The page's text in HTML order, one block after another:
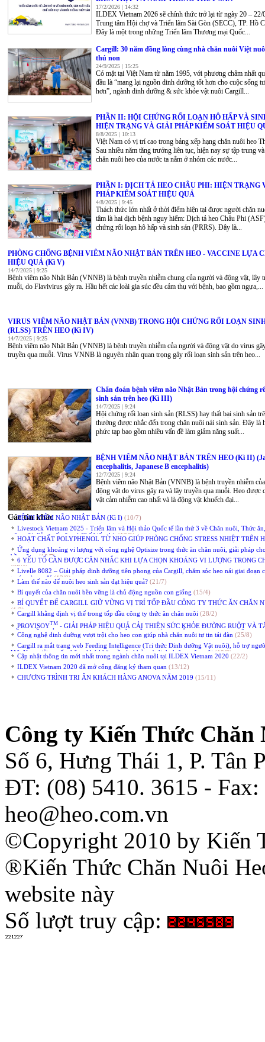
17/2/2026 | 14:32
ILDEX Vietnam 2026 sẽ chính thức trở lại từ ngày 20 – 22/
Trung tâm Hội chợ và Triển lãm Sài Gòn (SECC), TP. Hồ
Đây là một trong những Triển lãm Thương mại Quốc...
Cargill: 30 năm đồng lòng cùng nhà chăn nuôi Việt
thú non
24/9/2025 | 15:25
Có mặt tại Việt Nam từ năm 1995, với phương châm nhất
đầu là “mang lại nguồn dinh dưỡng tốt hơn cho cuộc sống
hơn”, ngành dinh dưỡng & sức khỏe vật nuôi Cargill...
PHẦN II: HỘI CHỨNG RỐI LOẠN HÔ HẤP VÀ
HIỆN TRẠNG VÀ GIẢI PHÁP KIỂM SOÁT HIỆU
8/8/2025 | 10:13
Việt Nam có vị trí cao trong bảng xếp hạng chăn nuôi heo
Sau nhiều năm tăng trưởng liên tục, hiện nay sự tập trung
chăn nuôi heo của nước ta nằm ở nhóm các nước...
PHẦN I: DỊCH TẢ HEO CHÂU PHI: HIỆN TRẠNG
PHÁP KIỂM SOÁT HIỆU QUẢ
4/8/2025 | 9:45
Thách thức lớn nhất ở thời điểm hiện tại được người chăn
tâm là hai dịch bệnh nguy hiểm: Dịch tả heo Châu Phi
chứng rối loạn hô hấp và sinh sản (PRRS). Đây là...
PHÒNG CHỐNG BỆNH VIÊM NÃO NHẬT BẢN TRÊN HEO - VACCINE LỰA
HIỆU QUẢ (Kì V)
14/7/2025 | 9:25
Bệnh viêm não Nhật Bản (VNNB) là bệnh truyền nhiễm chung của người và động vật, lây
muỗi, do Flavivirus gây ra. Hầu hết các loài gia súc đều cảm thụ với bệnh, bao gồm ngựa,...
VIRUS VIÊM NÃO NHẬT BẢN (VNNB) TRONG HỘI CHỨNG RỐI LOẠN
(RLSS) TRÊN HEO (Kì IV)
14/7/2025 | 9:25
Bệnh viêm não Nhật Bản (VNNB) là bệnh truyền nhiễm của người và động vật do virus
truyền qua muỗi. Virus VNNB là nguyên nhân quan trọng gây rối loạn sinh sản trên heo...
Chẩn đoán bệnh viêm não Nhật Bản trong hội chứng
sinh sản trên heo (Kì III)
14/7/2025 | 9:24
Hội chứng rối loạn sinh sản (RLSS) hay thất bại sinh sản
thường được nhắc đến trong chăn nuôi nái sinh sản. Đây là
phức tạp bao gồm nhiều vấn đề làm giảm năng suất...
BỆNH VIÊM NÃO NHẬT BẢN TRÊN HEO (Kì II)
encephalitis, Japanese B encephalitis)
12/7/2025 | 9:24
Bệnh viêm não Nhật Bản (VNNB) là bệnh truyền nhiễm
động vật do virus gây ra và lây truyền qua muỗi. Heo được
vật cảm nhiễm cao nhất và là động vật khuếch đại...
Các tin khác
BỆNH VIÊM NÃO NHẬT BẢN (Kì I) (10/7)
Livestock Vietnam 2025 - Triển lãm và Hội thảo Quốc tế lần thứ 3 về Chăn nuôi, Thức
vật nuôi, Sản xuất sữa và Chế biến thịt(12/5)
HOẠT CHẤT POLYPHENOL TỪ NHO GIÚP PHÒNG CHỐNG STRESS NHIỆT TRÊN
Ứng dụng khoáng vi lượng với công nghệ Optisize trong thức ăn chăn nuôi, giải pháp
bền vững(18/7)
6 YẾU TỐ CẦN ĐƯỢC CÂN NHẮC KHI LỰA CHỌN KHOÁNG VI LƯỢNG TRONG
(28/4)
Livelle 8082 – Giải pháp dinh dưỡng tiên phong của Cargill, chăm sóc heo nái giai đoạn
trước và sau đẻ (13/9)
Làm thế nào để nuôi heo sinh sản đạt hiệu quả? (21/7)
Bí quyết của chăn nuôi bền vững là chủ động nguồn con giống (15/4)
BÍ QUYẾT ĐỂ CARGILL GIỮ VỮNG VỊ TRÍ TỐP ĐẦU CÔNG TY THỨC ĂN CHĂN
(1/3)Cargill khẳng định vị thế trong tốp đầu công ty thức ăn chăn nuôi (28/2)
PROVISOYTM - GIẢI PHÁP HIỆU QUẢ CẢI THIỆN SỨC KHỎE ĐƯỜNG RUỘT VÀ
ĐỒNG ĐỀU CỦA HEO CON SAU CAI SỮA BẰNG CÁCH GIẢM LƯỢNG ĐẠM LÊN
RUỘT(26/8)
Công nghệ dinh dưỡng vượt trội cho heo con giúp nhà chăn nuôi tự tin tái đàn (25/8)
Cargill ra mắt trang web Feeding Intelligence (Tri thức Dinh dưỡng Vật nuôi), hỗ trợ
Việt Nam giải quyết những khó khăn về sức khỏe và dinh dưỡng vật nuôi (10/8)
Cập nhật thông tin mới nhất trong ngành chăn nuôi tại ILDEX Vietnam 2020 (22/2)
ILDEX Vietnam 2020 đã mở cổng đăng ký tham quan (13/12)
CHƯƠNG TRÌNH TRI ÂN KHÁCH HÀNG ANOVA NĂM 2019 (15/11)
Công ty Kiến Thức Chăn
Số 6, Hưng Thái 1, P. Tân
ĐT: (08) 5410. 3615 -
heo@heo.com.vn
©Copyright 2010 by Kiến
®Kiến Thức Chăn Nuôi
website này
Số lượt truy cập: